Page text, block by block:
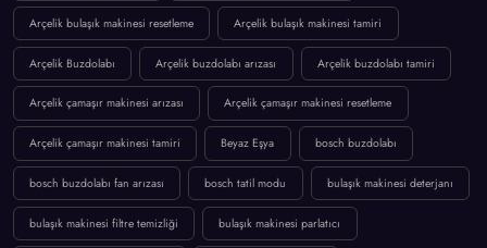
Bilgisayar & Yazılım
KONULAR
Arçelik bulaşık makinesi Arçelik bulaşık makinesi arızası
Arçelik bulaşık makinesi resetleme Arçelik bulaşık makinesi tamiri
Arçelik Buzdolabı Arçelik buzdolabı arızası Arçelik buzdolabı tamiri
Arçelik çamaşır makinesi arızası Arçelik çamaşır makinesi resetleme